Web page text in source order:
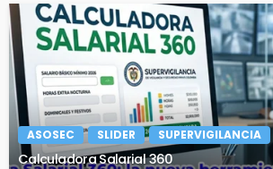
ASOSEC SLIDER SUPERVIGILANCIA
Calculadora Salarial 360